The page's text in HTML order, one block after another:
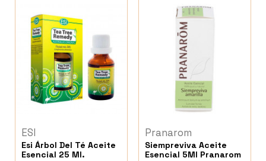
ESI
Esi Árbol Del Té Aceite
Esencial 25 Ml.
Pranarom
Siempreviva Aceite
Esencial 5Ml Pranarom